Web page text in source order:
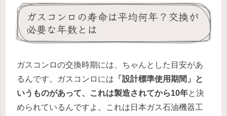
ガスコンロの寿命は平均何年？交換が
必要な年数とは
ガスコンロの交換時期には、ちゃんとした目安があ
るんです。ガスコンロには 「設計標準使用期間」と
いうものがあって、これは製造されてから10年と決
められているんですよ。これは日本ガス石油機器工